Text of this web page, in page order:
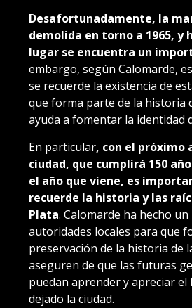
Desafortunadamente, la
demolida en torno a 1965, y
lugar se encuentra un
embargo, según Calomarde,
se recuerde la existencia de
que forma parte de la historia
ayuda a fomentar la identidad
En particular, con el próximo
ciudad, que cumplirá 150
el año que viene, es
recuerde la historia y las
Plata. Calomarde ha hecho un
autoridades locales para que
preservación de la historia de
aseguren de que las futuras
puedan aprender y apreciar el
dejado la ciudad.